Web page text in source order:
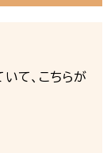
て、こちらが